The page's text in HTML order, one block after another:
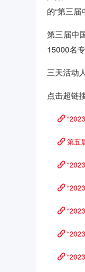
的“第三届
第三届中
15000名
三天活动
点击超链
第五